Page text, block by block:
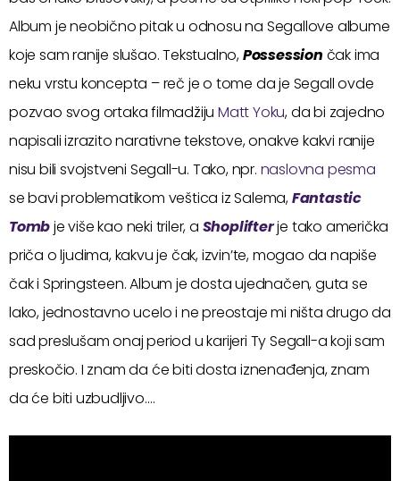
Album je neobično pitak u odnosu na Segallove albume
koje sam ranije slušao. Tekstualno,Possession čak ima
neku vrstu koncepta – reč je o tome da je Segall ovde
pozvao svog ortaka filmadžijuMatt Yoku, da bi zajedno
napisali izrazito narativne tekstove, onakve kakvi ranije
nisu bili svojstveni Segall-u. Tako, npr. naslovna pesma
se bavi problematikom veštica iz Salema,Fantastic
Tombje više kao neki triler, a Shoplifterje tako američka
priča o ljudima, kakvu je čak, izvin’te, mogao da napiše
čak i Springsteen. Album je dosta ujednačen, guta se
lako, jednostavno ucelo i ne preostaje mi ništa drugo da
sad preslušam onaj period u karijeri Ty Segall-a koji sam
preskočio. I znam da će biti dosta iznenađenja, znam
da će biti uzbudljivo….